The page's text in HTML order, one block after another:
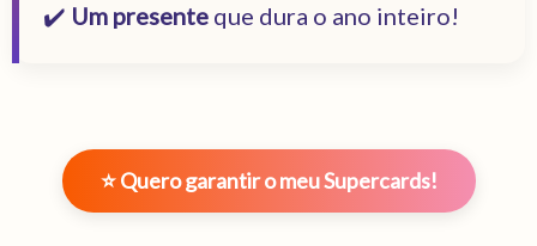
✔️ Um presente que dura o ano inteiro!
⭐ Quero garantir o meu Supercards!